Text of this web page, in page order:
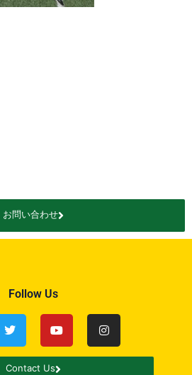
お問い合わせ
Follow Us
Contact Us